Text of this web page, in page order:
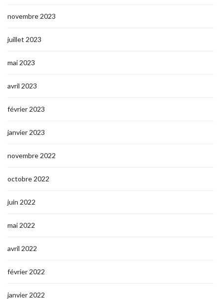
novembre 2023
juillet 2023
mai 2023
avril 2023
février 2023
janvier 2023
novembre 2022
octobre 2022
juin 2022
mai 2022
avril 2022
février 2022
janvier 2022